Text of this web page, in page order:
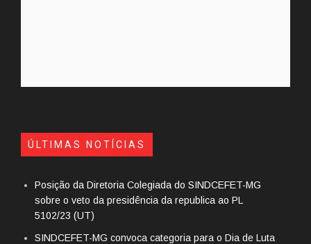
ÚLTIMAS NOTÍCIAS
Posição da Diretoria Colegiada do SINDCEFET-MG
sobre o veto da presidência da republica ao PL
5102/23 (UT)
SINDCEFET-MG convoca categoria para o Dia de Luta